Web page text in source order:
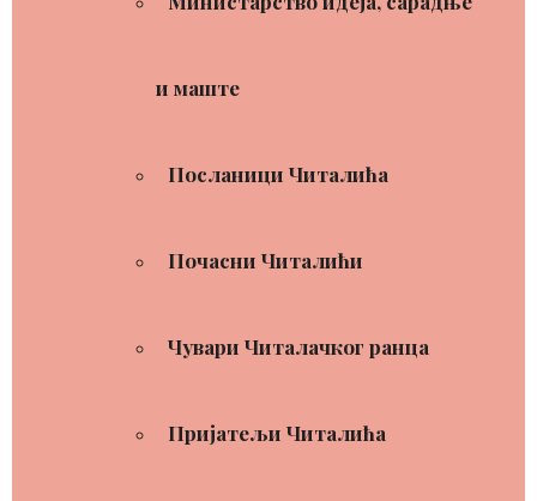
и маште
Посланици Читалића
Почасни Читалићи
Чувари Читалачког ранца
Пријатељи Читалића